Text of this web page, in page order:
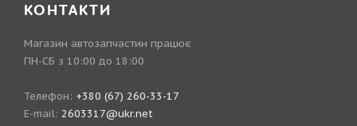
КОНТАКТИ
Магазин автозапчастин працює
ПН-СБ з 10:00 до 18:00
Телефон: +380 (67) 260-33-17
E-mail: 2603317@ukr.net